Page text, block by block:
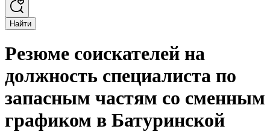
Найти
Резюме соискателей на
должность специалиста по
запасным частям со сменным
графиком в Батуринской